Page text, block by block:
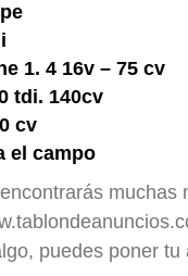
1. 4 16v – 75 cv
tdi. 140cv
cv
el campo
muchas
puedes poner tu